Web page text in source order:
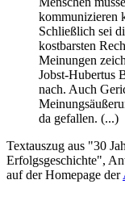
kommunizieren
Schließlich sei
kostbarsten
Meinungen
Jobst-Hubertus
nach. Auch
da gefallen. (...)
Textauszug aus "30
Erfolgsgeschichte",
auf der Homepage der